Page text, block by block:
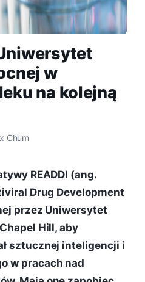
w
na kolejną
Chum
READDI (ang.
Drug Development
przez Uniwersytet
Hill, aby
sztucznej inteligencji i
w pracach nad